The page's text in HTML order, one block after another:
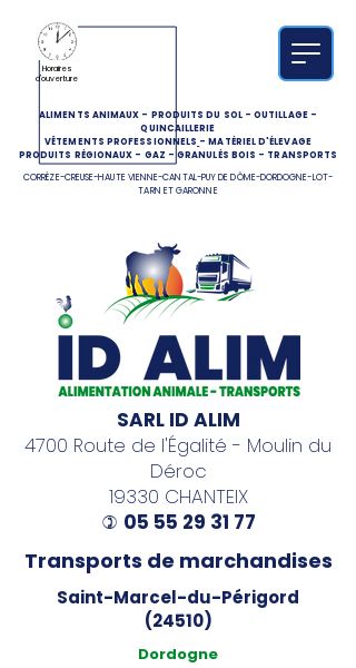
ALIMENTS ANIMAUX - PRODUITS DU SOL-OUTILLAGE-
QUINCAILLERIE
VÊTEMENTS PROFESSIONNELS -MATÉRIEL D'ÉLEVAGE
PRODUITS RÉGIONAUX - GAZ -GRANULÉS BOIS - TRANSPORTS
CORRÈZE-CREUSE-HAUTE VIENNE-CANTAL-PUY DE DÔME-DORDOGNE-LOT-
TARN ET GARONNE
Horaires
d'ouverture
SARL ID ALIM
4700 Route de l'Égalité - Moulin du
Déroc
19330 CHANTEIX
) 05 55 29 31 77
Transports de marchandises
Saint-Marcel-du-Périgord
(24510)
Dordogne